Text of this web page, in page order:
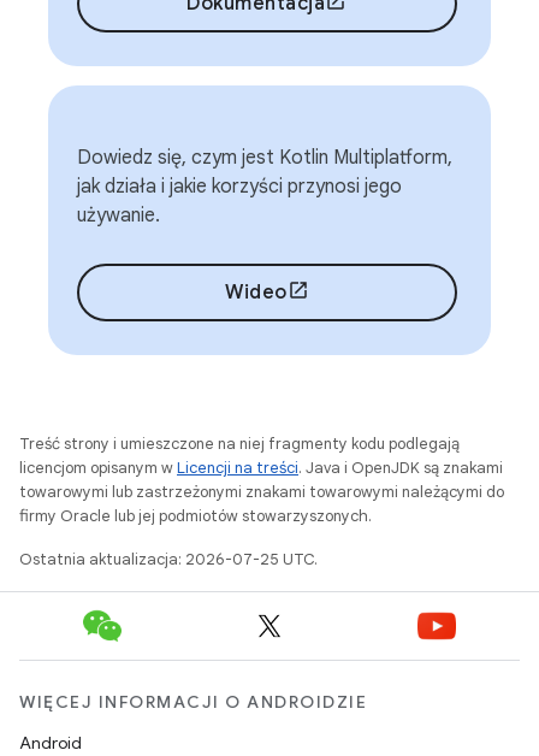
Dowiedz się, czym jest Kotlin Multiplatform,
jak działa i jakie korzyści przynosi jego
używanie.
Wideo
Treść strony i umieszczone na niej fragmenty kodu podlegają
licencjom opisanym wLicencji na treści. Java i OpenJDK są znakami
towarowymi lub zastrzeżonymi znakami towarowymi należącymi do
firmy Oracle lub jej podmiotów stowarzyszonych.
Ostatnia aktualizacja: 2026-07-25 UTC.
WIĘCEJ INFORMACJI O ANDROIDZIE
Android